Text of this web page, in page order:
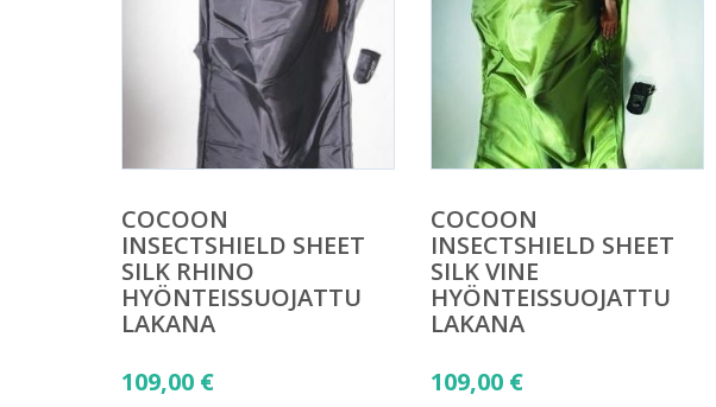
COCOON
INSECTSHIELD SHEET
SILK RHINO
HYÖNTEISSUOJATTU
LAKANA
109,00 €
COCOON
INSECTSHIELD SHEET
SILK VINE
HYÖNTEISSUOJATTU
LAKANA
109,00 €